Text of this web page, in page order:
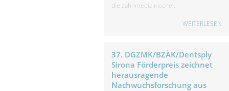
die zahnmedizinische...
WEITERLESEN
37. DGZMK/BZÄK/Dentsply
Sirona Förderpreis zeichnet
herausragende
Nachwuchsforschung aus